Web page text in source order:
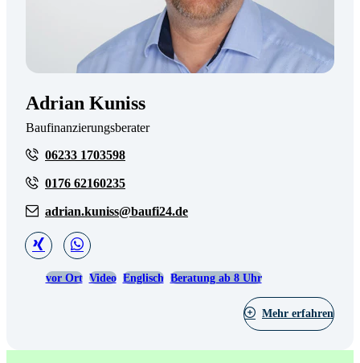
Adrian Kuniss
Baufinanzierungsberater
06233 1703598
0176 62160235
adrian.kuniss@baufi24.de
vor Ort Video Englisch Beratung ab 8 Uhr
Mehr erfahren